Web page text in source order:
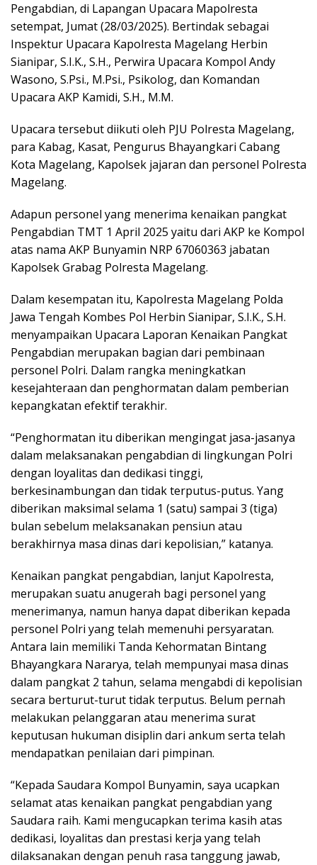
Pengabdian, di Lapangan Upacara Mapolresta
setempat, Jumat (28/03/2025). Bertindak sebagai
Inspektur Upacara Kapolresta Magelang Herbin
Sianipar, S.I.K., S.H., Perwira Upacara Kompol Andy
Wasono, S.Psi., M.Psi., Psikolog, dan Komandan
Upacara AKP Kamidi, S.H., M.M.
Upacara tersebut diikuti oleh PJU Polresta Magelang,
para Kabag, Kasat, Pengurus Bhayangkari Cabang
Kota Magelang, Kapolsek jajaran dan personel Polresta
Magelang.
Adapun personel yang menerima kenaikan pangkat
Pengabdian TMT 1 April 2025 yaitu dari AKP ke Kompol
atas nama AKP Bunyamin NRP 67060363 jabatan
Kapolsek Grabag Polresta Magelang.
Dalam kesempatan itu, Kapolresta Magelang Polda
Jawa Tengah Kombes Pol Herbin Sianipar, S.I.K., S.H.
menyampaikan Upacara Laporan Kenaikan Pangkat
Pengabdian merupakan bagian dari pembinaan
personel Polri. Dalam rangka meningkatkan
kesejahteraan dan penghormatan dalam pemberian
kepangkatan efektif terakhir.
“Penghormatan itu diberikan mengingat jasa-jasanya
dalam melaksanakan pengabdian di lingkungan Polri
dengan loyalitas dan dedikasi tinggi,
berkesinambungan dan tidak terputus-putus. Yang
diberikan maksimal selama 1 (satu) sampai 3 (tiga)
bulan sebelum melaksanakan pensiun atau
berakhirnya masa dinas dari kepolisian,” katanya.
Kenaikan pangkat pengabdian, lanjut Kapolresta,
merupakan suatu anugerah bagi personel yang
menerimanya, namun hanya dapat diberikan kepada
personel Polri yang telah memenuhi persyaratan.
Antara lain memiliki Tanda Kehormatan Bintang
Bhayangkara Nararya, telah mempunyai masa dinas
dalam pangkat 2 tahun, selama mengabdi di kepolisian
secara berturut-turut tidak terputus. Belum pernah
melakukan pelanggaran atau menerima surat
keputusan hukuman disiplin dari ankum serta telah
mendapatkan penilaian dari pimpinan.
“Kepada Saudara Kompol Bunyamin, saya ucapkan
selamat atas kenaikan pangkat pengabdian yang
Saudara raih. Kami mengucapkan terima kasih atas
dedikasi, loyalitas dan prestasi kerja yang telah
dilaksanakan dengan penuh rasa tanggung jawab,